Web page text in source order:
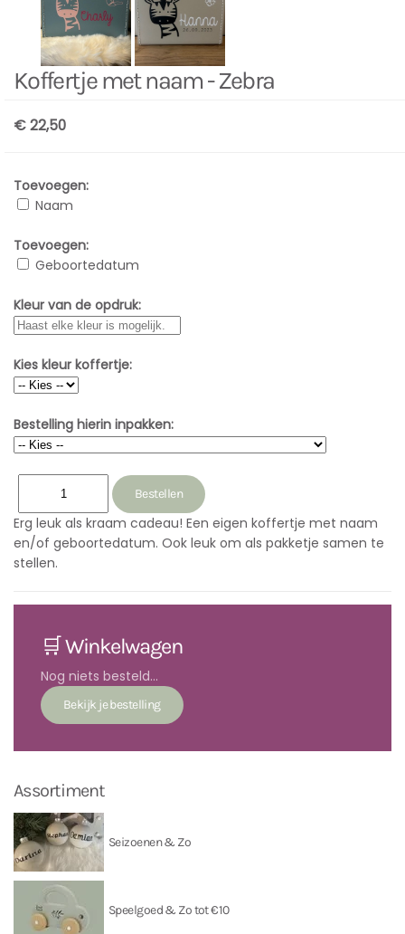
Koffertje met naam - Zebra
€ 22,50
Toevoegen:
Naam
Toevoegen:
Geboortedatum
Kleur van de opdruk:
Kies kleur koffertje:
Bestelling hierin inpakken:
Erg leuk als kraam cadeau! Een eigen koffertje met naam
en/of geboortedatum. Ook leuk om als pakketje samen te
stellen.
🛒 Winkelwagen
Nog niets besteld...
Assortiment
Seizoenen & Zo
Speelgoed & Zo tot €10